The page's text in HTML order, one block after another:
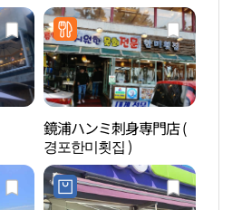
鏡浦ハンミ刺身専門店 (
경포한미횟집 )